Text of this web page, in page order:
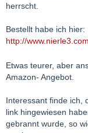
herrscht.
Bestellt habe ich hier:
http://
Etwas teurer, aber
Amazon- Angebot.
Interessant finde ich,
link hingewiesen
gebrannt wurde, so